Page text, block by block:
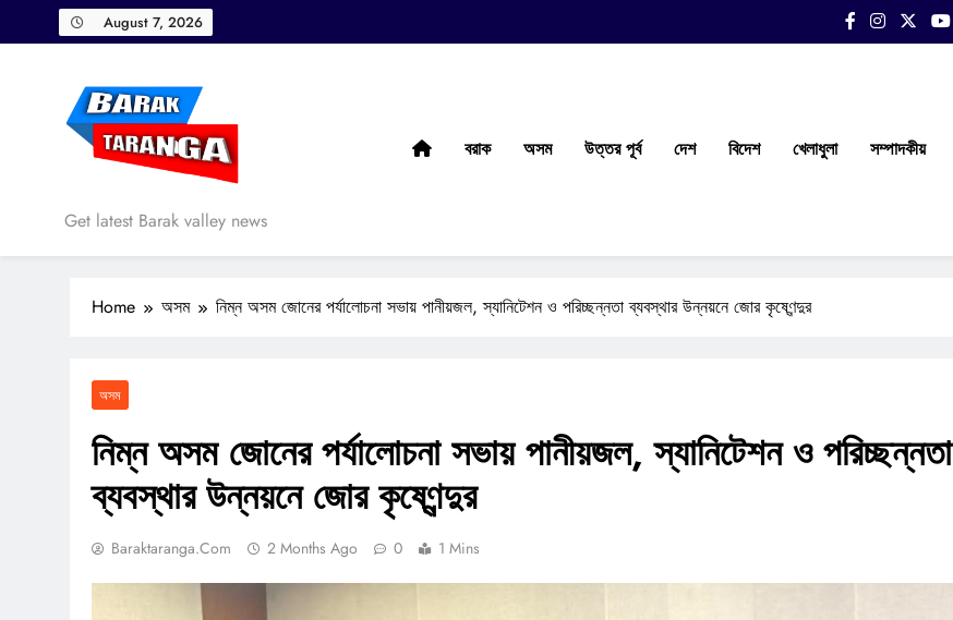
to
August 7, 2026
Barak Taranga
Get latest Barak valley news
বরাক অসম উত্তর পূর্ব দেশ বিদেশ খেলাধুলা সম্পাদকীয়
Home অসম নিম্ন অসম জোনের পর্যালোচনা সভায় পানীয়জল, স্যানিটেশন ও পরিচ্ছন্নতা ব্যবস্থার উন্নয়নে জোর কৃষ্ণেন্দুর
অসম
নিম্ন অসম জোনের পর্যালোচনা সভায় পানীয়জল, স্যানিটেশন ও পরিচ্ছন্নতা
ব্যবস্থার উন্নয়নে জোর কৃষ্ণেন্দুর
Baraktaranga.com 2 Months Ago 0 1 Mins